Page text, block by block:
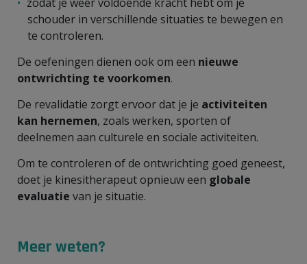
schouder in verschillende situaties te bewegen en
te controleren.
De oefeningen dienen ook om een nieuwe
ontwrichting te voorkomen.
De revalidatie zorgt ervoor dat je je activiteiten
kan hernemen, zoals werken, sporten of
deelnemen aan culturele en sociale activiteiten.
Om te controleren of de ontwrichting goed geneest,
doet je kinesitherapeut opnieuw een globale
evaluatie van je situatie.
Meer weten?